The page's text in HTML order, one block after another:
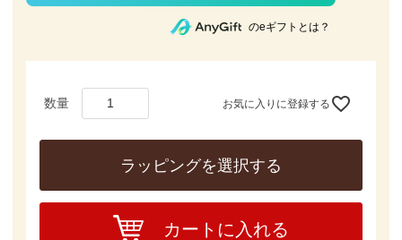
のeギフトとは？
お気に入りに登録する
ラッピングを選択する
カートに入れる